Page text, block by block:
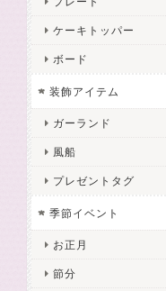
ケーキトッパー
ボード
装飾アイテム
ガーランド
風船
プレゼントタグ
季節イベント
お正月
節分